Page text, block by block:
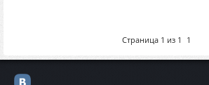
Страница 1 из 1 1